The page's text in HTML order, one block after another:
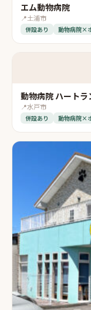
エム動物病院
📍土浦市
併設あり 動物病院×
動物病院 ハートラ
📍水戸市
併設あり 動物病院×